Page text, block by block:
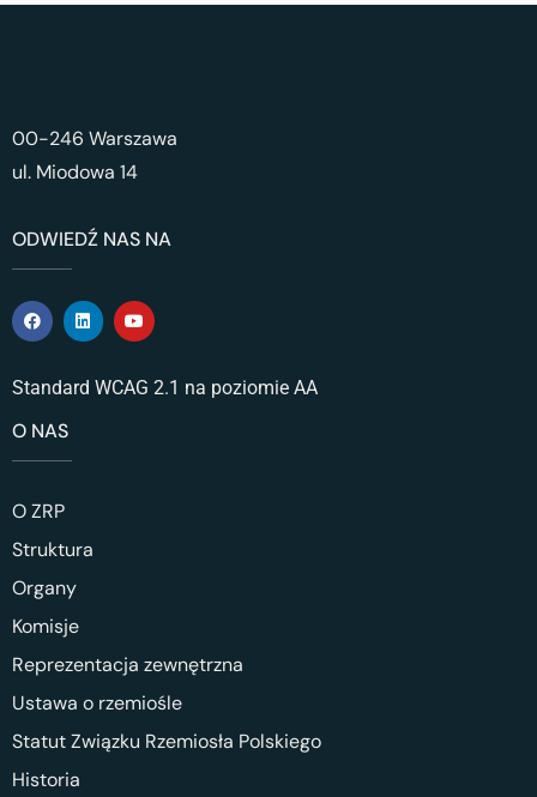
00-246 Warszawa
ul. Miodowa 14
ODWIEDŹ NAS NA
Standard WCAG 2.1 na poziomie AA
O NAS
O ZRP
Struktura
Organy
Komisje
Reprezentacja zewnętrzna
Ustawa o rzemiośle
Statut Związku Rzemiosła Polskiego
Historia